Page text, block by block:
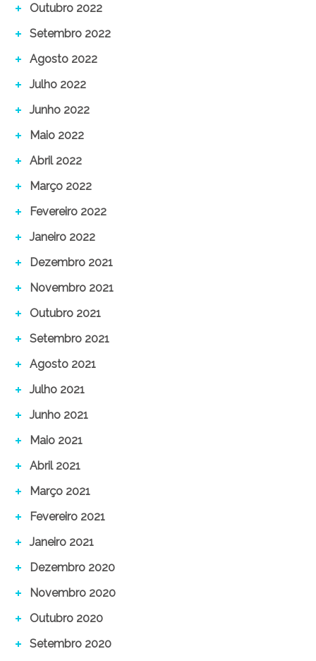
Outubro 2022
Setembro 2022
Agosto 2022
Julho 2022
Junho 2022
Maio 2022
Abril 2022
Março 2022
Fevereiro 2022
Janeiro 2022
Dezembro 2021
Novembro 2021
Outubro 2021
Setembro 2021
Agosto 2021
Julho 2021
Junho 2021
Maio 2021
Abril 2021
Março 2021
Fevereiro 2021
Janeiro 2021
Dezembro 2020
Novembro 2020
Outubro 2020
Setembro 2020